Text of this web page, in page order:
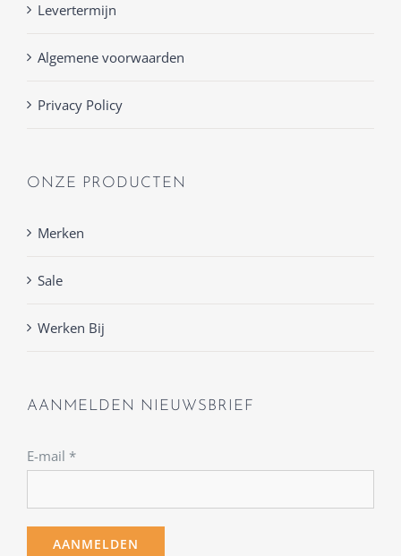
Levertermijn
Algemene voorwaarden
Privacy Policy
ONZE PRODUCTEN
Merken
Sale
Werken Bij
AANMELDEN NIEUWSBRIEF
E-mail *